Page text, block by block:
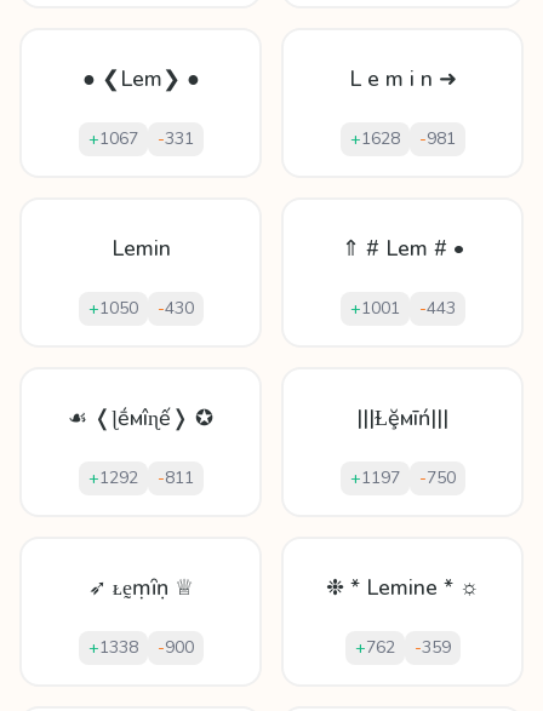
● ❮Lem❯ ●
+1067 -331
L e m i n ➜
+1628 -981
Lemin
+1050 -430
⇑ # Lem # •
+1001 -443
☙ ❬ɭḗмîɳế❭ ✪
+1292 -811
|||Ɫḝмīń|||
+1197 -750
➶ ᴌḛṃȋṇ ♕
+1338 -900
❉ * Lemine * ☼
+762 -359